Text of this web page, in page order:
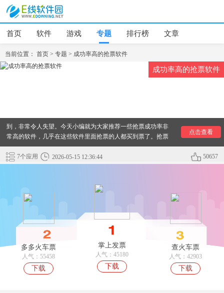
首页 软件 游戏 专题 排行榜 文章
当前位置： 首页 > 专题 > 成功率高的抢票软件
成功率高的抢票软件
到，非常令人失望。今天小编就为大家推荐一些抢票成功率非
常高的软件，几乎在这些软件里面抢票的人都买到票了。抢票
非常的快速简单，还在担心买不到票的朋友一定要下载这些软
件试试了！
点击查看
7个应用 2026-05-15 12:36:44 50657
多多火车票
人气：55458
下载
掌上发票
人气：45180
下载
查火车票
人气：42903
下载